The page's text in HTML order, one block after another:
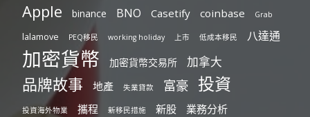
Apple binance BNO Casetify coinbase Grab
lalamove PEQ移民 working holiday 上市 低成本移民 八達通
加密貨幣 加密貨幣交易所 加拿大
品牌故事 地產 失業貸款 富豪 投資
投資海外物業 攜程 新移民措施 新股 業務分析